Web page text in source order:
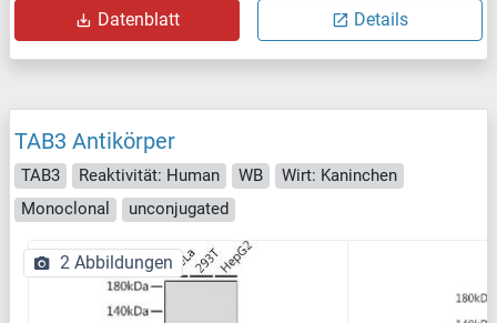
Datenblatt Details
TAB3 Antikörper
TAB3 Reaktivität: Human WB
Wirt: Kaninchen
Monoclonal
unconjugated
2 Abbildungen